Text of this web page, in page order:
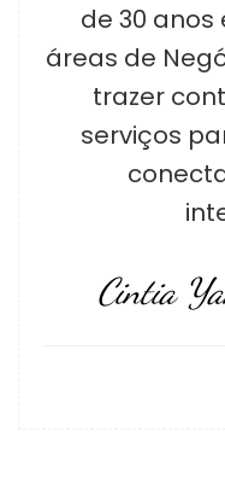
de 30 anos
áreas de
trazer
serviços
Cintia